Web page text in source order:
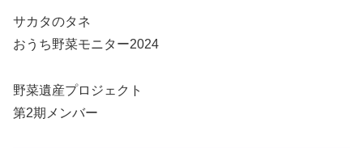
サカタのタネ
おうち野菜モニター2024
野菜遺産プロジェクト
第2期メンバー